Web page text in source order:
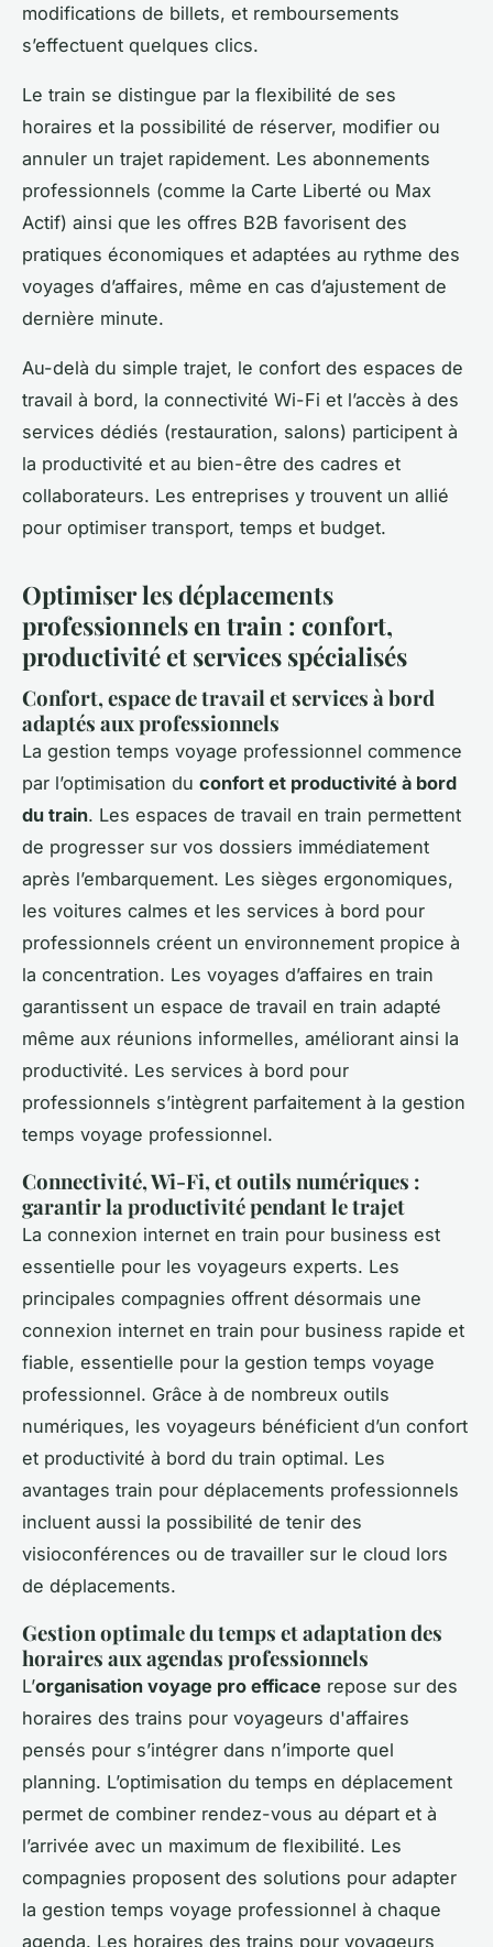
modifications de billets, et remboursements
s’effectuent quelques clics.
Le train se distingue par la flexibilité de ses
horaires et la possibilité de réserver, modifier ou
annuler un trajet rapidement. Les abonnements
professionnels (comme la Carte Liberté ou Max
Actif) ainsi que les offres B2B favorisent des
pratiques économiques et adaptées au rythme des
voyages d’affaires, même en cas d’ajustement de
dernière minute.
Au-delà du simple trajet, le confort des espaces de
travail à bord, la connectivité Wi-Fi et l’accès à des
services dédiés (restauration, salons) participent à
la productivité et au bien-être des cadres et
collaborateurs. Les entreprises y trouvent un allié
pour optimiser transport, temps et budget.
Optimiser les déplacements
professionnels en train : confort,
productivité et services spécialisés
Confort, espace de travail et services à bord
adaptés aux professionnels
La gestion temps voyage professionnel commence
par l’optimisation du confort et productivité à bord
du train. Les espaces de travail en train permettent
de progresser sur vos dossiers immédiatement
après l’embarquement. Les sièges ergonomiques,
les voitures calmes et les services à bord pour
professionnels créent un environnement propice à
la concentration. Les voyages d’affaires en train
garantissent un espace de travail en train adapté
même aux réunions informelles, améliorant ainsi la
productivité. Les services à bord pour
professionnels s’intègrent parfaitement à la gestion
temps voyage professionnel.
Connectivité, Wi-Fi, et outils numériques :
garantir la productivité pendant le trajet
La connexion internet en train pour business est
essentielle pour les voyageurs experts. Les
principales compagnies offrent désormais une
connexion internet en train pour business rapide et
fiable, essentielle pour la gestion temps voyage
professionnel. Grâce à de nombreux outils
numériques, les voyageurs bénéficient d’un confort
et productivité à bord du train optimal. Les
avantages train pour déplacements professionnels
incluent aussi la possibilité de tenir des
visioconférences ou de travailler sur le cloud lors
de déplacements.
Gestion optimale du temps et adaptation des
horaires aux agendas professionnels
L’organisation voyage pro efficace repose sur des
horaires des trains pour voyageurs d'affaires
pensés pour s’intégrer dans n’importe quel
planning. L’optimisation du temps en déplacement
permet de combiner rendez-vous au départ et à
l’arrivée avec un maximum de flexibilité. Les
compagnies proposent des solutions pour adapter
la gestion temps voyage professionnel à chaque
agenda. Les horaires des trains pour voyageurs